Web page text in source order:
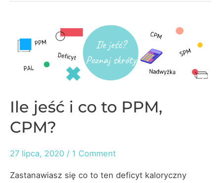
się
różnią?
Ile jeść i co to PPM,
CPM?
27 lipca, 2020 / 1 Comment
Zastanawiasz się co to ten deficyt kaloryczny